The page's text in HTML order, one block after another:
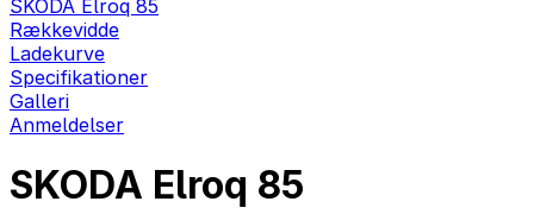
SKODA Elroq 85
Rækkevidde
Ladekurve
Specifikationer
Galleri
Anmeldelser
SKODA Elroq 85